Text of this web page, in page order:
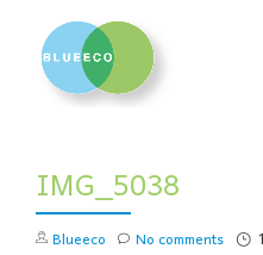
IMG_5038
Blueeco No comments